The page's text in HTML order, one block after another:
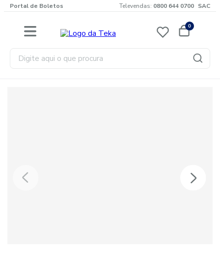
Portal de Boletos Televendas: 0800 644 0700 SAC
0
Digite aqui o que procura